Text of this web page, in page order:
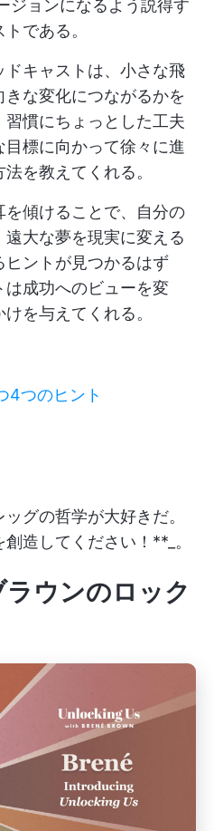
ジョンになるよう説得す
である。
キャストは、小さな飛
な変化につながるかを
慣にちょっとした工夫
標に向かって徐々に進
を教えてくれる。
傾けることで、自分の
大な夢を現実に変える
ヒントが見つかるはず
成功へのビューを変
を与えてくれる。
4つのヒント
グの哲学が大好きだ。
造してください！**_。
ウンのロック